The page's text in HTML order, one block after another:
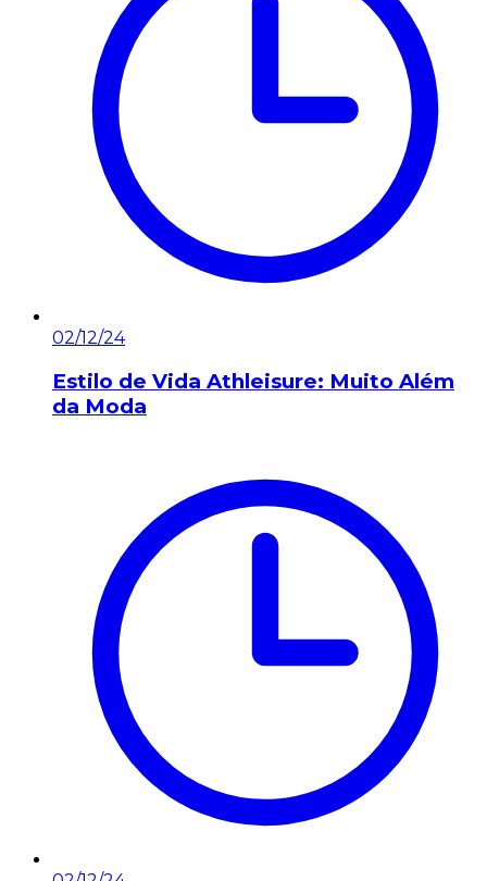
02/12/24
Estilo de Vida Athleisure: Muito Além
da Moda